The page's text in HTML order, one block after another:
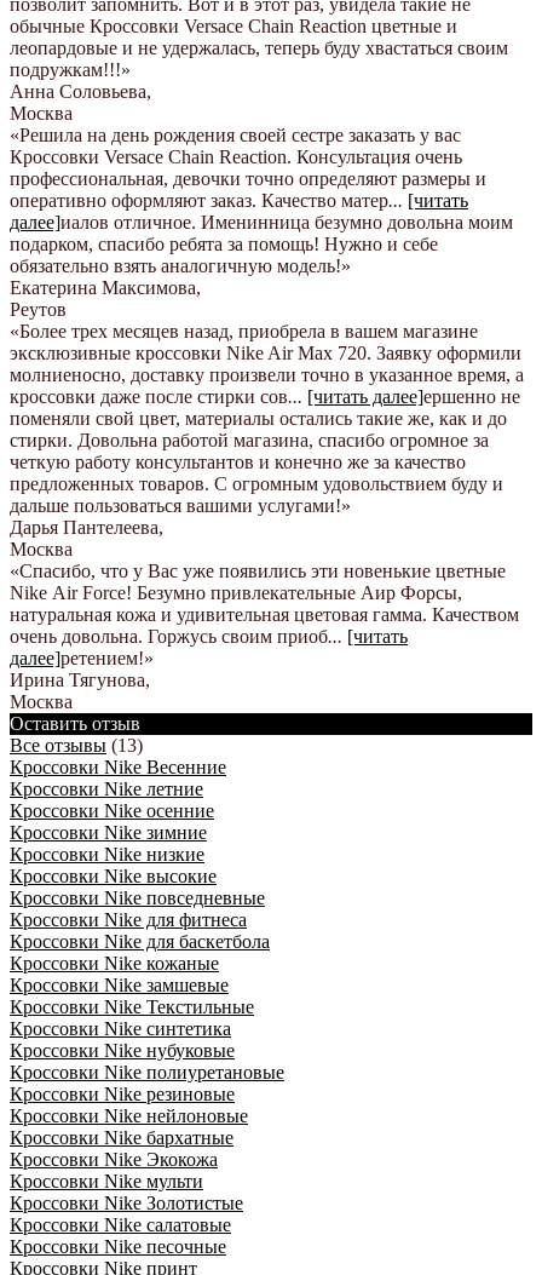
обычные Кроссовки Versace Chain Reaction цветные и
леопардовые и не удержалась, теперь буду хвастаться своим
подружкам!!!»
Анна Соловьева,
Москва
«Решила на день рождения своей сестре заказать у вас
Кроссовки Versace Chain Reaction. Консультация очень
профессиональная, девочки точно определяют размеры и
оперативно оформляют заказ. Качество матер... [читать
далее]иалов отличное. Именинница безумно довольна моим
подарком, спасибо ребята за помощь! Нужно и себе
обязательно взять аналогичную модель!»
Екатерина Максимова,
Реутов
«Более трех месяцев назад, приобрела в вашем магазине
эксклюзивные кроссовки Nike Air Max 720. Заявку оформили
молниеносно, доставку произвели точно в указанное время, а
кроссовки даже после стирки сов... [читать далее]ершенно не
поменяли свой цвет, материалы остались такие же, как и до
стирки. Довольна работой магазина, спасибо огромное за
четкую работу консультантов и конечно же за качество
предложенных товаров. С огромным удовольствием буду и
дальше пользоваться вашими услугами!»
Дарья Пантелеева,
Москва
«Спасибо, что у Вас уже появились эти новенькие цветные
Nike Аir Force! Безумно привлекательные Аир Форсы,
натуральная кожа и удивительная цветовая гамма. Качеством
очень довольна. Горжусь своим приоб... [читать
далее]ретением!»
Ирина Тягунова,
Москва
Оставить отзыв
Все отзывы (13)
Кроссовки Nike Весенние
Кроссовки Nike летние
Кроссовки Nike осенние
Кроссовки Nike зимние
Кроссовки Nike низкие
Кроссовки Nike высокие
Кроссовки Nike повседневные
Кроссовки Nike для фитнеса
Кроссовки Nike для баскетбола
Кроссовки Nike кожаные
Кроссовки Nike замшевые
Кроссовки Nike Текстильные
Кроссовки Nike синтетика
Кроссовки Nike нубуковые
Кроссовки Nike полиуретановые
Кроссовки Nike резиновые
Кроссовки Nike нейлоновые
Кроссовки Nike бархатные
Кроссовки Nike Экокожа
Кроссовки Nike мульти
Кроссовки Nike Золотистые
Кроссовки Nike салатовые
Кроссовки Nike песочные
Кроссовки Nike принт